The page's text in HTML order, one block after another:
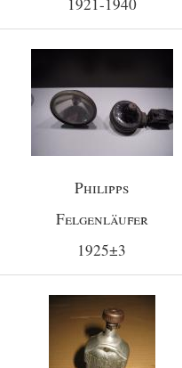
Philipps
Felgenläufer
1925±3